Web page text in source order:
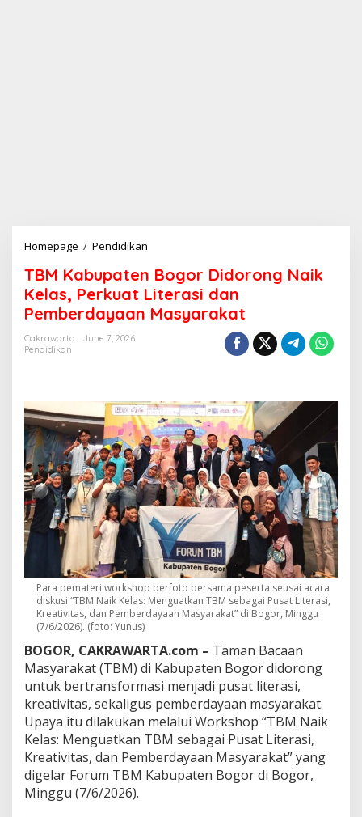
Homepage / Pendidikan
M
K
a
b
n
B
o
g
o
r
D
i
d
o
r
o
n
g
N
k
K
e
a
s
,
P
e
TBM Kabupaten Bogor Didorong Naik
Kelas, Perkuat Literasi dan
Pemberdayaan Masyarakat
Cakrawarta
June 7, 2026
Pendidikan
Para pemateri workshop berfoto bersama peserta seusai acara
diskusi “TBM Naik Kelas: Menguatkan TBM sebagai Pusat Literasi,
Kreativitas, dan Pemberdayaan Masyarakat” di Bogor, Minggu
(7/6/2026). (foto: Yunus)
BOGOR, CAKRAWARTA.com – Taman Bacaan
Masyarakat (TBM) di Kabupaten Bogor didorong
untuk bertransformasi menjadi pusat literasi,
kreativitas, sekaligus pemberdayaan masyarakat.
Upaya itu dilakukan melalui Workshop “TBM Naik
Kelas: Menguatkan TBM sebagai Pusat Literasi,
Kreativitas, dan Pemberdayaan Masyarakat” yang
digelar Forum TBM Kabupaten Bogor di Bogor,
Minggu (7/6/2026).